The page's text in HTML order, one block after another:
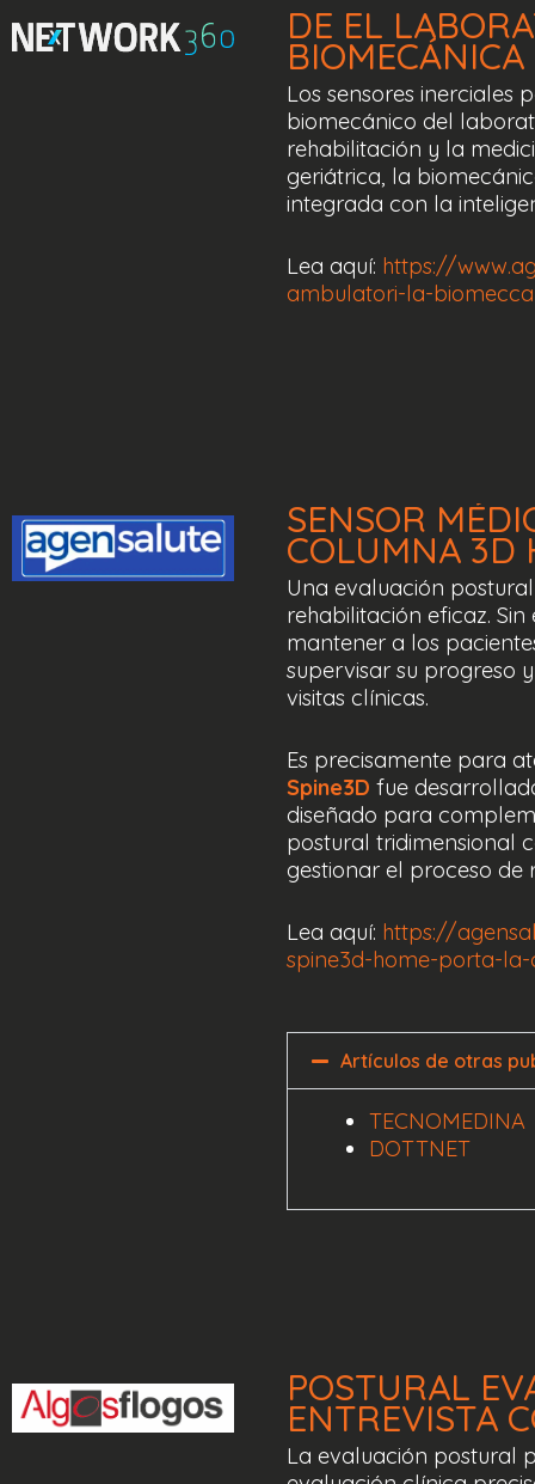
DE EL
BIOMECÁNICA
Los sensores inerciales
biomecánico del
rehabilitación y la
geriátrica, la
integrada con la
Lea aquí: https://
ambulatori-la-
SENSOR
COLUMNA 3D
Una evaluación
rehabilitación eficaz.
mantener a los
supervisar su progreso
visitas clínicas.
Es precisamente para
Spine3D fue
diseñado para
postural tridimensional
gestionar el proceso de
Lea aquí: https://
spine3d-home-porta-
Artículos de otras
TECNOMEDINA
DOTTNET
POSTURAL
ENTREVISTA
La evaluación postural